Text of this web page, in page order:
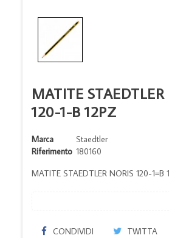
MATITE STAEDTLER
120-1-B 12PZ
Marca
Staedtler
Riferimento 180160
MATITE STAEDTLER NORIS 120-1=B
CONDIVIDI TWITTA